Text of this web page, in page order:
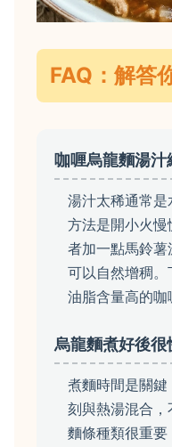
FAQ：解答
咖喱烏龍麵湯汁
湯汁太稀通常
方法是開小火
者加一點馬鈴
可以自然增稠
油脂含量高的咖
烏龍麵煮好後很
煮麵時間是關
刻與熱湯混合
麵條種類很重